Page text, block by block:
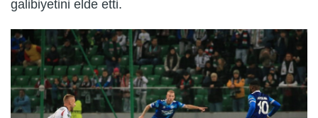
galibiyetini elde etti.